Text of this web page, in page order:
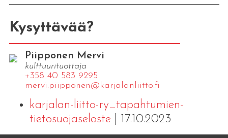
Kysyttävää?
Piipponen Mervi
kulttuurituottaja
+358 40 583 9295
mervi.​piipponen@​kar​jala​nlii​tto.​fi
karjalan-liitto-ry_tapahtumien-
tietosuojaseloste| 17.10.2023